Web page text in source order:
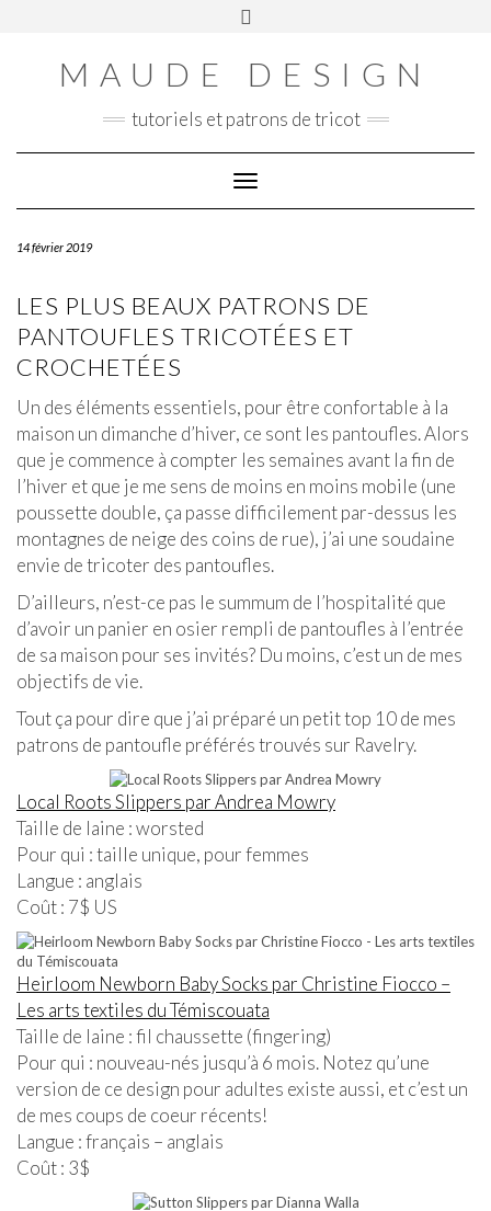
MAUDE DESIGN
tutoriels et patrons de tricot
Toggle Navigation
14 février 2019
LES PLUS BEAUX PATRONS DE
PANTOUFLES TRICOTÉES ET
CROCHETÉES
Un des éléments essentiels, pour être confortable à la
maison un dimanche d’hiver, ce sont les pantoufles. Alors
que je commence à compter les semaines avant la fin de
l’hiver et que je me sens de moins en moins mobile (une
poussette double, ça passe difficilement par-dessus les
montagnes de neige des coins de rue), j’ai une soudaine
envie de tricoter des pantoufles.
D’ailleurs, n’est-ce pas le summum de l’hospitalité que
d’avoir un panier en osier rempli de pantoufles à l’entrée
de sa maison pour ses invités? Du moins, c’est un de mes
objectifs de vie.
Tout ça pour dire que j’ai préparé un petit top 10 de mes
patrons de pantoufle préférés trouvés sur Ravelry.
Local Roots Slippers par Andrea Mowry
Taille de laine : worsted
Pour qui : taille unique, pour femmes
Langue : anglais
Coût : 7$ US
Heirloom Newborn Baby Socks par Christine Fiocco –
Les arts textiles du Témiscouata
Taille de laine : fil chaussette (fingering)
Pour qui : nouveau-nés jusqu’à 6 mois. Notez qu’une
version de ce design pour adultes existe aussi, et c’est un
de mes coups de coeur récents!
Langue : français – anglais
Coût : 3$